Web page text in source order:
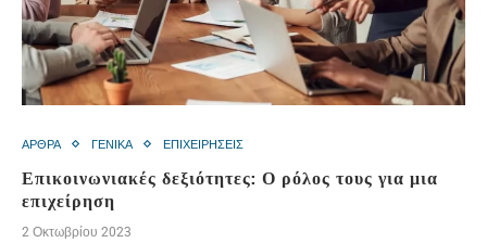
ΑΡΘΡΑ ΓΕΝΙΚΑ ΕΠΙΧΕΙΡΗΣΕΙΣ
Επικοινωνιακές δεξιότητες: Ο ρόλος τους για μια
επιχείρηση
2 Οκτωβρίου 2023